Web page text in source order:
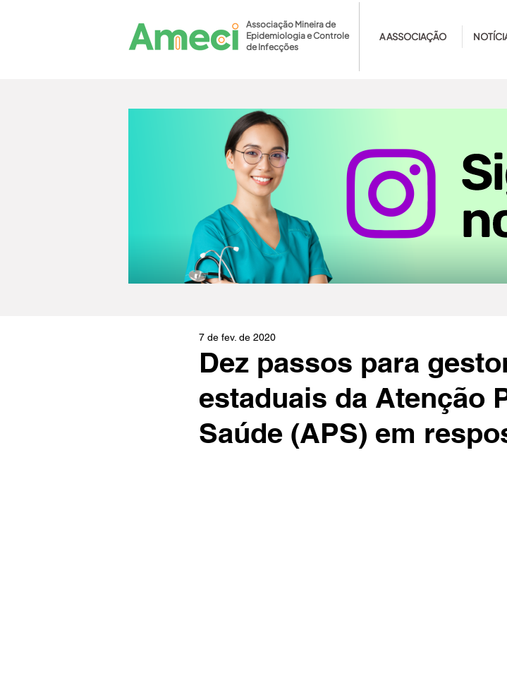
Associação Mineira de
Epidemiologia e Controle
de Infecções
A ASSOCIAÇÃO
Dez passos para
estaduais da Atenção
Saúde (APS) em
7 de fev. de 2020